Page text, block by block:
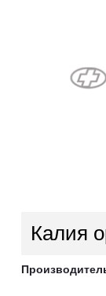
Калия